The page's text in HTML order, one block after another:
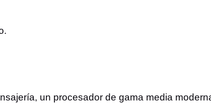
un procesador de gama media